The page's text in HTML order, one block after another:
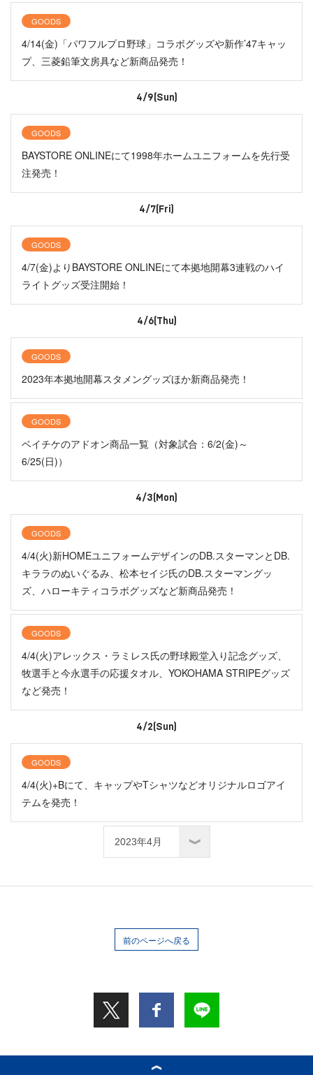
GOODS
4/14(金)「パワフルプロ野球」コラボグッズや新作’47キャッ
プ、三菱鉛筆文房具など新商品発売！
4/9(Sun)
GOODS
BAYSTORE ONLINEにて1998年ホームユニフォームを先行受
注発売！
4/7(Fri)
GOODS
4/7(金)よりBAYSTORE ONLINEにて本拠地開幕3連戦のハイ
ライトグッズ受注開始！
4/6(Thu)
GOODS
2023年本拠地開幕スタメングッズほか新商品発売！
GOODS
ベイチケのアドオン商品一覧（対象試合：6/2(金)～
6/25(日)）
4/3(Mon)
GOODS
4/4(火)新HOMEユニフォームデザインのDB.スターマンとDB.
キララのぬいぐるみ、松本セイジ氏のDB.スターマングッ
ズ、ハローキティコラボグッズなど新商品発売！
GOODS
4/4(火)アレックス・ラミレス氏の野球殿堂入り記念グッズ、
牧選手と今永選手の応援タオル、YOKOHAMA STRIPEグッズ
など発売！
4/2(Sun)
GOODS
4/4(火)+Bにて、キャップやTシャツなどオリジナルロゴアイ
テムを発売！
前のページへ戻る